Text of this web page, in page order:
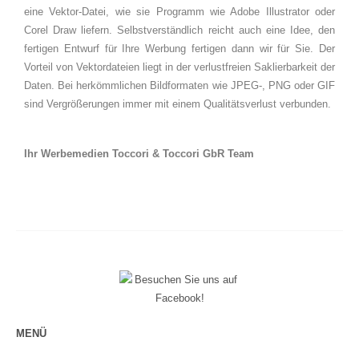
eine Vektor-Datei, wie sie Programm wie Adobe Illustrator oder
Corel Draw liefern. Selbstverständlich reicht auch eine Idee, den
fertigen Entwurf für Ihre Werbung fertigen dann wir für Sie. Der
Vorteil von Vektordateien liegt in der verlustfreien Saklierbarkeit der
Daten. Bei herkömmlichen Bildformaten wie JPEG-, PNG oder GIF
sind Vergrößerungen immer mit einem Qualitätsverlust verbunden.
Ihr Werbemedien Toccori & Toccori GbR Team
MENÜ